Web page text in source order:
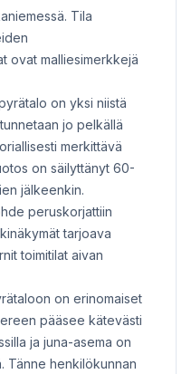
Tila
ovat malliesimerkkejä
on yksi niistä
jo pelkällä
merkittävä
on säilyttänyt 60-
jälkeenkin.
peruskorjattiin
tarjoava
toimitilat aivan
on erinomaiset
pääsee kätevästi
ja juna-asema on
Tänne henkilökunnan